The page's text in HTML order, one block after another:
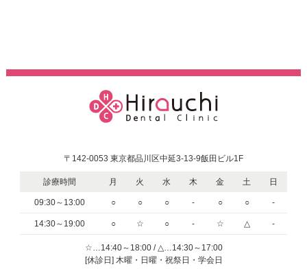
〒142-0053 東京都品川区中延3-13-9飯田ビル1F
診療時間 月 火 水 木 金 土 日
09:30～13:00 ○ ○ ○ - ○ ○ -
14:30～19:00 ○ ☆ ○ - ☆ △ -
☆…14:40～18:00 / △…14:30～17:00
[休診日] 木曜・日曜・祝祭日・学会日